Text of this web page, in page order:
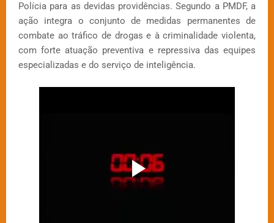
Polícia para as devidas providências. Segundo a PMDF, a
ação integra o conjunto de medidas permanentes de
combate ao tráfico de drogas e à criminalidade violenta,
com forte atuação preventiva e repressiva das equipes
especializadas e do serviço de inteligência.